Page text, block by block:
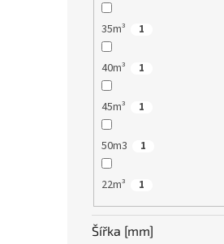
35m³ 1
40m³ 1
45m³ 1
50m3 1
22m³ 1
Šířka [mm]